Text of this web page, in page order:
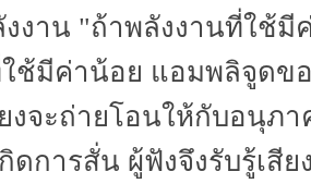
งาน "ถ้าพลังงานที่ใช้
ช้มีค่าน้อย แอมพลิจูดข
งจะถ่ายโอนให้กับอนุภ
ดการสั่น ผู้ฟังจึงรับรู้เสีย